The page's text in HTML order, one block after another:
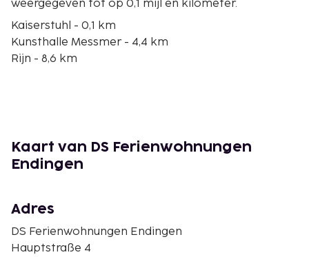
weergegeven tot op 0,1 mijl en kilometer.
Kaiserstuhl - 0,1 km
Kunsthalle Messmer - 4,4 km
Rijn - 8,6 km
Elzwiesen Natuurreservaat - 10,9 km
Korkenzieher Museum Kaiserstuhl - 11,1 km
Schloss Burkheim - 11,3 km
Kart-Bahn Teningen - 11,7 km
Burkheimer Baggersee - 12,1 km
Mondhalde - 12,4 km
Kaart van DS Ferienwohnungen
Endingen
Adres
DS Ferienwohnungen Endingen
Hauptstraße 4